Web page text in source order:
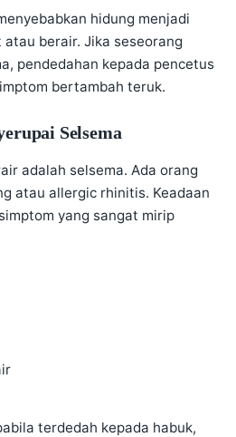
hidung menjadi
berair. Jika seseorang
pendedahan kepada pencetus
bertambah teruk.
Selsema
adalah selsema. Ada orang
atau allergic rhinitis. Keadaan
yang sangat mirip
terdedah kepada habuk,